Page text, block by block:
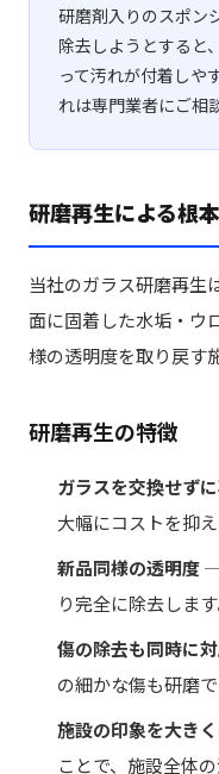
研磨剤入りのスポン
除去しようとすると
って汚れが付着しや
れは専門業者にご相
研磨再生による根
当社のガラス研磨再生
面に固着した水垢・ウ
様の透明度を取り戻す
研磨再生の特徴
ガラスを交換せず
大幅にコストを抑え
新品同様の透明度—
り完全に除去します
傷の除去も同時に
の細かな傷も研磨
施設の印象を大き
ことで、施設全体